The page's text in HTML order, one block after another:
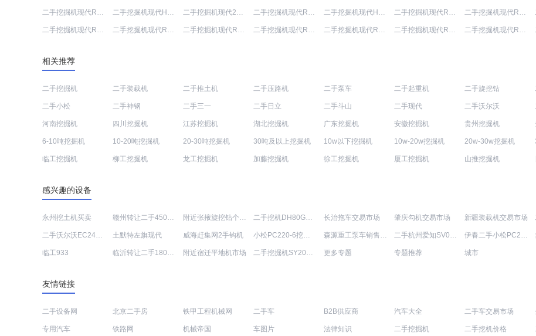
二手挖掘机现代R350LVS 二手挖掘机现代HX60N 二手挖掘机现代220LC 二手挖掘机现代R80-7 二手挖掘机现代HX60N 二手挖掘机现代R245VS 二手挖掘机现代R385LC-9T
二手挖掘机现代R215-7C 二手挖掘机现代R385LC-9T 二手挖掘机现代R375LC-7H 二手挖掘机现代R225LC-7 二手挖掘机现代R215-7 二手挖掘机现代R75VS 二手挖掘机现代R455LC-7
相关推荐
二手挖掘机 二手装载机 二手推土机 二手压路机 二手泵车 二手起重机 二手旋挖钻
二手小松 二手神钢 二手三一 二手日立 二手斗山 二手现代 二手沃尔沃
河南挖掘机 四川挖掘机 江苏挖掘机 湖北挖掘机 广东挖掘机 安徽挖掘机 贵州挖掘机
6-10吨挖掘机 10-20吨挖掘机 20-30吨挖掘机 30吨及以上挖掘机 10w以下挖掘机 10w-20w挖掘机 20w-30w挖掘机
临工挖掘机 柳工挖掘机 龙工挖掘机 加藤挖掘机 徐工挖掘机 厦工挖掘机 山推挖掘机
感兴趣的设备
永州挖土机买卖 赣州转让二手450挖掘机 附近张掖旋挖钻个人转让 二手挖机DH80GOLD出售信息 长治拖车交易市场 肇庆勾机交易市场 新疆装载机交易市场
二手沃尔沃EC240B钩机的价格 土默特左旗现代 威海赶集网2手钩机 小松PC220-6挖机价格多少 森源重工泵车销售价格 二手杭州爱知SV08DWL高空作业机械 伊春二手小松PC200挖掘机
临工933 临沂转让二手180挖掘机 附近宿迁平地机市场 二手挖掘机SY205C-8多少钱 更多专题 专题推荐 城市
友情链接
二手设备网 北京二手房 铁甲工程机械网 二手车 B2B供应商 汽车大全 二手车交易市场
专用汽车 铁路网 机械帝国 车图片 法律知识 二手挖掘机 二手挖机价格